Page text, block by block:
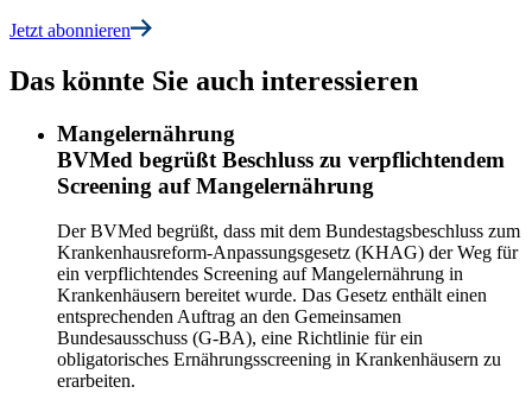
Jetzt abonnieren
Das könnte Sie auch interessieren
Mangelernährung
BVMed begrüßt Beschluss zu verpflichtendem
Screening auf Mangelernährung
Der BVMed begrüßt, dass mit dem Bundestagsbeschluss zum
Krankenhausreform-Anpassungsgesetz (KHAG) der Weg für
ein verpflichtendes Screening auf Mangelernährung in
Krankenhäusern bereitet wurde. Das Gesetz enthält einen
entsprechenden Auftrag an den Gemeinsamen
Bundesausschuss (G-BA), eine Richtlinie für ein
obligatorisches Ernährungsscreening in Krankenhäusern zu
erarbeiten.